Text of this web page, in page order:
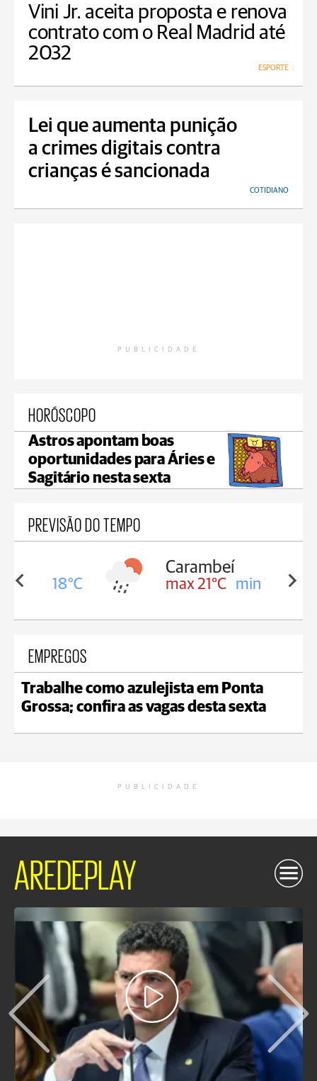
Vini Jr. aceita proposta e renova
contrato com o Real Madrid até
2032
ESPORTE
Lei que aumenta punição
a crimes digitais contra
crianças é sancionada
COTIDIANO
PUBLICIDADE
HORÓSCOPO
Astros apontam boas
oportunidades para Áries e
Sagitário nesta sexta
PREVISÃO DO TEMPO
18°C
Carambeí
max 21°C min 18°C
EMPREGOS
Trabalhe como azulejista em Ponta
Grossa; confira as vagas desta sexta
PUBLICIDADE
AREDEPLAY